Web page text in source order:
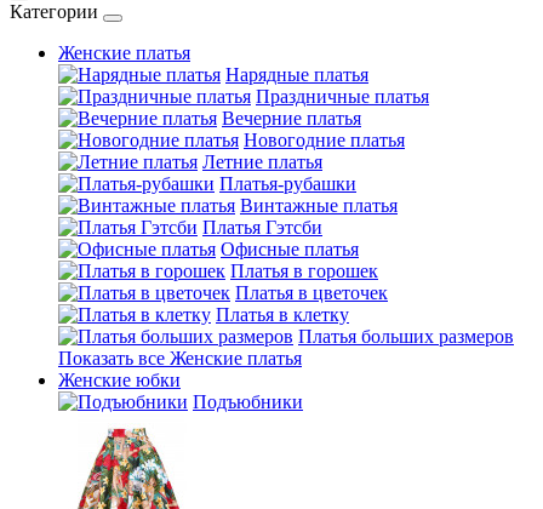
Категории
Женские платья
Нарядные платья
Праздничные платья
Вечерние платья
Новогодние платья
Летние платья
Платья-рубашки
Винтажные платья
Платья Гэтсби
Офисные платья
Платья в горошек
Платья в цветочек
Платья в клетку
Платья больших размеров
Показать все Женские платья
Женские юбки
Подъюбники